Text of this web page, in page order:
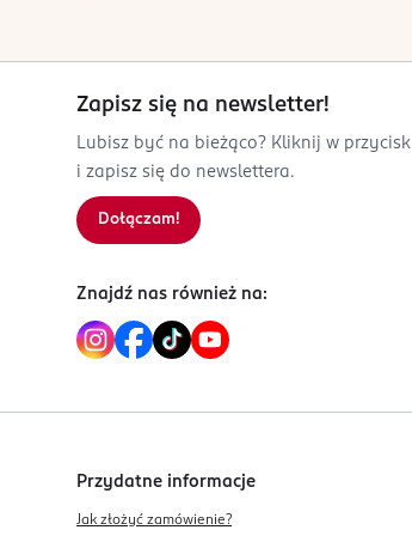
DE-Niemcy
Kod EAN
8 001841 105130
Zapisz się na newsletter!
Lubisz być na bieżąco? Kliknij w przycisk
i zapisz się do newslettera.
Dołączam!
Znajdź nas również na:
Przydatne informacje
Jak złożyć zamówienie?